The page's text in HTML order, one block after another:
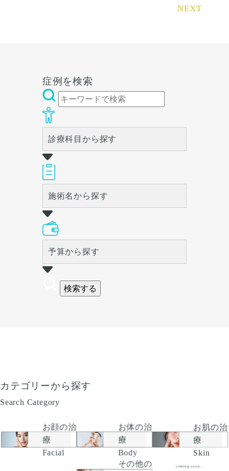
のでご注意下さい。 カウンセ
NEXT
症例を検索
診療科目から探す
施術名から探す
予算から探す
検索する
カテゴリーから探す
Search Category
お顔の治
療
Facial
お体の治
療
Body
お肌の治
療
Skin
coming soon...
その他の